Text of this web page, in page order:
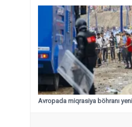
Avropada miqrasiya böhranı